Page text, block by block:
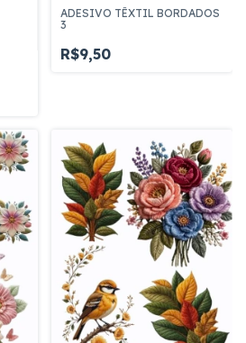
ADESIVO TÊXTIL BORDADOS
3
R$9,50